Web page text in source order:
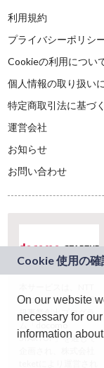
利用規約
プライバシーポリシ
Cookieの利用につい
個人情報の取り扱い
特定商取引法に基づ
運営会社
お知らせ
お問い合わせ
ドコモグループの新
規事業創出プログラ
ム「docomo
STARTUP」を通じて
On our website
necessary for
information